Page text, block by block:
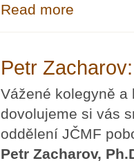
Read more
Petr
Vážené kolegyně a
dovolujeme si vás
oddělení JČMF
Petr Zacharov,